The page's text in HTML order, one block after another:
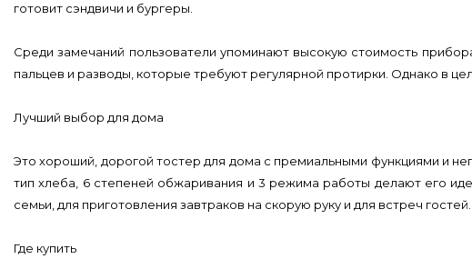
готовит сэндвичи и бургеры.
Среди замечаний пользователи упоминают высокую стоимость
пальцев и разводы, которые требуют регулярной протирки. Однако в
Лучший выбор для дома
Это хороший, дорогой тостер для дома с премиальными функциями и
тип хлеба, 6 степеней обжаривания и 3 режима работы делают его
семьи, для приготовления завтраков на скорую руку и для встреч
Где купить